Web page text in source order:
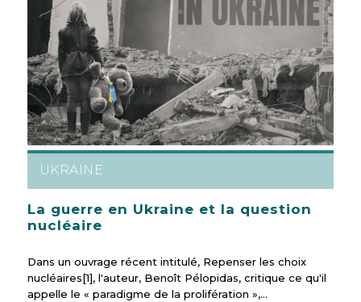
UKRAINE
La guerre en Ukraine et la question
nucléaire
Dans un ouvrage récent intitulé, Repenser les choix
nucléaires[1], l'auteur, Benoît Pélopidas, critique ce qu'il
appelle le « paradigme de la prolifération »,…